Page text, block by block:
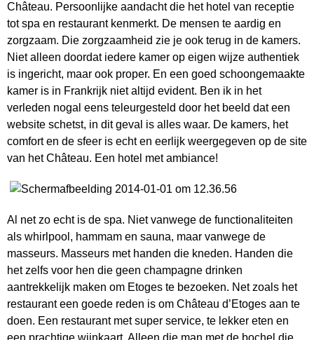
Château. Persoonlijke aandacht die het hotel van receptie
tot spa en restaurant kenmerkt. De mensen te aardig en
zorgzaam. Die zorgzaamheid zie je ook terug in de kamers.
Niet alleen doordat iedere kamer op eigen wijze authentiek
is ingericht, maar ook proper. En een goed schoongemaakte
kamer is in Frankrijk niet altijd evident. Ben ik in het
verleden nogal eens teleurgesteld door het beeld dat een
website schetst, in dit geval is alles waar. De kamers, het
comfort en de sfeer is echt en eerlijk weergegeven op de site
van het Château. Een hotel met ambiance!
Al net zo echt is de spa. Niet vanwege de functionaliteiten
als whirlpool, hammam en sauna, maar vanwege de
masseurs. Masseurs met handen die kneden. Handen die
het zelfs voor hen die geen champagne drinken
aantrekkelijk maken om Etoges te bezoeken. Net zoals het
restaurant een goede reden is om Château d’Etoges aan te
doen. Een restaurant met super service, te lekker eten en